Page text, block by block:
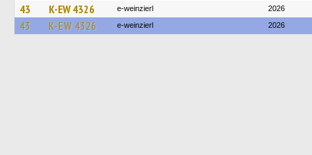
43 K-EW 4326 e-weinzierl 2026
43 K-EW 4326 e-weinzierl 2026